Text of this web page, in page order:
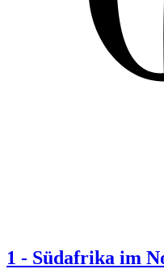
1 - Südafrika im